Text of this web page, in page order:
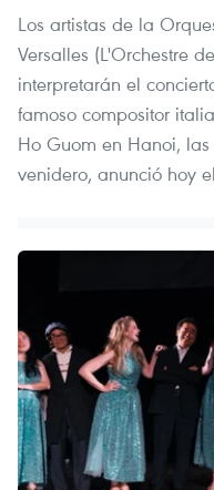
Los artistas de la
Versalles (L'Orchestre
interpretarán el
famoso compositor
Ho Guom en Hanoi,
venidero, anunció hoy